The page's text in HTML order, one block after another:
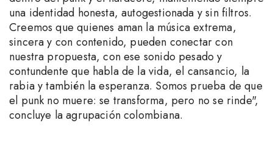
una identidad honesta, autogestionada y sin filtros.
Creemos que quienes aman la música extrema,
sincera y con contenido, pueden conectar con
nuestra propuesta, con ese sonido pesado y
contundente que habla de la vida, el cansancio, la
rabia y también la esperanza. Somos prueba de que
el punk no muere: se transforma, pero no se rinde",
concluye la agrupación colombiana.